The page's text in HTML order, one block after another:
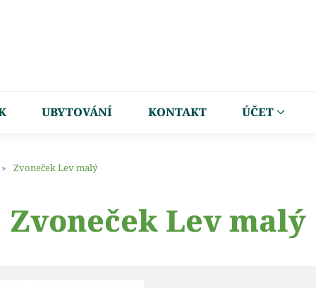
UBYTOVÁNÍ KONTAKT ÚČET
Zvoneček Lev malý
Zvoneček Lev malý